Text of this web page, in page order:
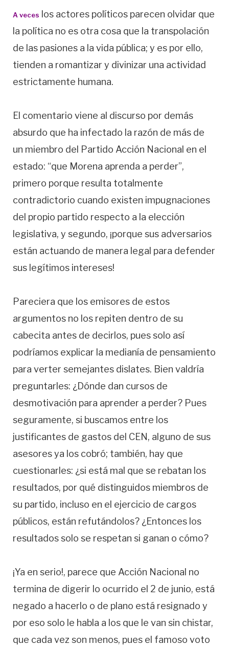
A veces
los actores políticos parecen olvidar que
la política no es otra cosa que la transpolación
de las pasiones a la vida pública; y es por ello,
tienden a romantizar y divinizar una actividad
estrictamente humana.
El comentario viene al discurso por demás
absurdo que ha infectado la razón de más de
un miembro del Partido Acción Nacional en el
estado: “que Morena aprenda a perder”,
primero porque resulta totalmente
contradictorio cuando existen impugnaciones
del propio partido respecto a la elección
legislativa, y segundo, ¡porque sus adversarios
están actuando de manera legal para defender
sus legítimos intereses!
Pareciera que los emisores de estos
argumentos no los repiten dentro de su
cabecita antes de decirlos, pues solo así
podríamos explicar la medianía de pensamiento
para verter semejantes dislates. Bien valdría
preguntarles: ¿Dónde dan cursos de
desmotivación para aprender a perder? Pues
seguramente, si buscamos entre los
justificantes de gastos del CEN, alguno de sus
asesores ya los cobró; también, hay que
cuestionarles: ¿si está mal que se rebatan los
resultados, por qué distinguidos miembros de
su partido, incluso en el ejercicio de cargos
públicos, están refutándolos? ¿Entonces los
resultados solo se respetan si ganan o cómo?
¡Ya en serio!, parece que Acción Nacional no
termina de digerir lo ocurrido el 2 de junio, está
negado a hacerlo o de plano está resignado y
por eso solo le habla a los que le van sin chistar,
que cada vez son menos, pues el famoso voto